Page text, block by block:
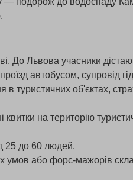
До Львова учасники
автобусом, супровід
в туристичних об'єктах,
квитки на територію
25 до 60 людей.
умов або форс-мажорів